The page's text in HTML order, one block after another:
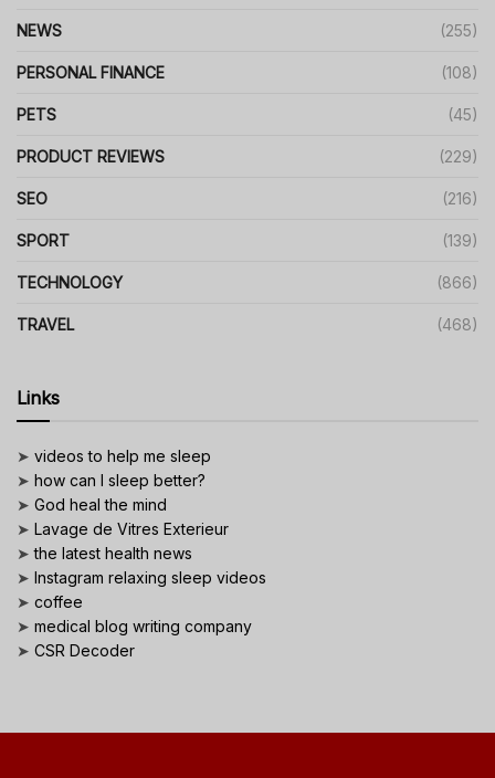
NEWS (255)
PERSONAL FINANCE (108)
PETS (45)
PRODUCT REVIEWS (229)
SEO (216)
SPORT (139)
TECHNOLOGY (866)
TRAVEL (468)
Links
➤ videos to help me sleep
➤ how can I sleep better?
➤ God heal the mind
➤ Lavage de Vitres Exterieur
➤the latest health news
➤ Instagram relaxing sleep videos
➤ coffee
➤ medical blog writing company
➤ CSR Decoder